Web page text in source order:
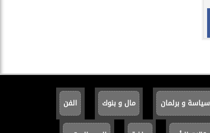
سياسة و برلمان مال و بنوك الفن